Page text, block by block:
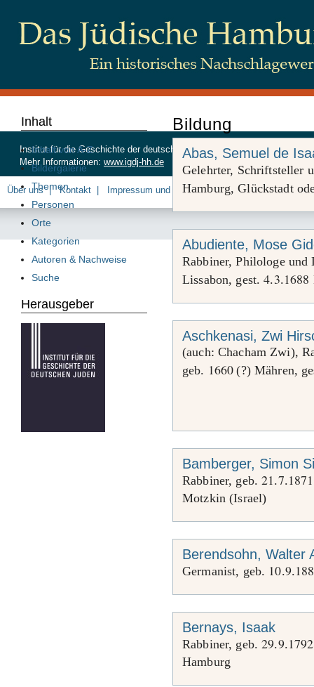
Bildung
Abas, Semuel de
Gelehrter, Schriftsteller
Hamburg, Glückstadt
Abudiente, Mose
Rabbiner, Philologe
Lissabon, gest.4.3.1688
Aschkenasi, Zwi
(auch: Chacham Zwi),
geb. 1660(?) Mähren,
Bamberger, Simon
Rabbiner, geb.21.7.1871
Motzkin (Israel)
Berendsohn, Walter
Germanist, geb. 10.9.
Bernays, Isaak
Rabbiner, geb.29.9.1792
Hamburg
Inhalt
Inhalt von A-Z
Bildergalerie
Themen
Personen
Orte
Kategorien
Autoren & Nachweise
Suche
Herausgeber
Institut für die Geschichte der deutschen Juden, Beim Schlump 83,
Mehr Informationen: www.igdj-hh.de
Über uns Kontakt Impressum und Datenschutz